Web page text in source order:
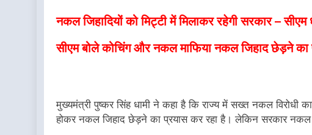
नकल जिहादियों को मिट्टी में मिलाकर रहेगी सरकार – सीएम
सीएम बोले कोचिंग और नकल माफिया नकल जिहाद छेड़ने का
मुख्यमंत्री पुष्कर सिंह धामी ने कहा है कि राज्य में सख्त नकल विरोधी
होकर नकल जिहाद छेड़ने का प्रयास कर रहा है। लेकिन सरकार नकल